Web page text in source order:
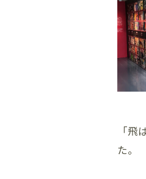
「
た。